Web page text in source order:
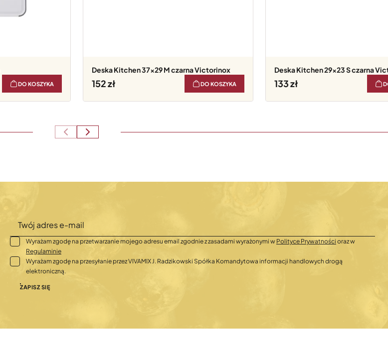
DO KOSZYKA
Deska Kitchen 37x29 M czarna Victorinox
152 DO KOSZYKA
Deska Kitchen 29x23 S czarna
133
Wyrażam zgodę na przetwarzanie mojego adresu email zgodnie z zasadami wyrażonymi w Polityce Prywatności oraz w
Regulaminie
Wyrażam zgodę na przesyłanie przez VIVAMIX J. Radzikowski Spółka Komandytowa informacji handlowych drogą
elektroniczną.
ZAPISZ SIĘ